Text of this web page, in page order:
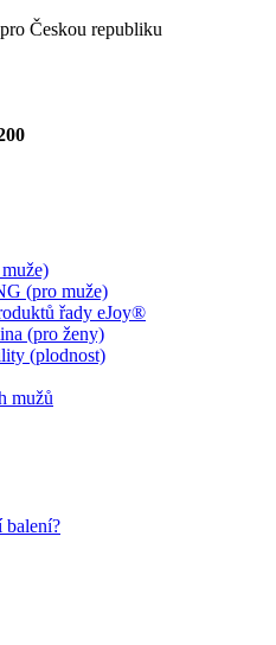
Českou republiku
(pro muže)
řady eJoy®
(pro ženy)
(plodnost)
mužů
balení?